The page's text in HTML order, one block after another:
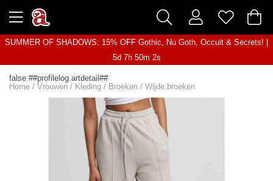
SUMMER OF SHADOWS: 15% OFF Gothic, Nu Goth, Occult & Secrets! |
5d 7h 50m 2s
false ##profilelog.artdetail##
Home / Vrouwen / Kleding / Broeken / Wijde broeken